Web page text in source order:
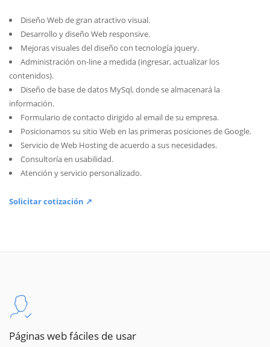
Diseño Web de gran atractivo visual.
Desarrollo y diseño Web responsive.
Mejoras visuales del diseño con tecnología jquery.
Administración on-line a medida (ingresar, actualizar los
contenidos).
Diseño de base de datos MySql, donde se almacenará la
información.
Formulario de contacto dirigido al email de su empresa.
Posicionamos su sitio Web en las primeras posiciones de Google.
Servicio de Web Hosting de acuerdo a sus necesidades.
Consultoría en usabilidad.
Atención y servicio personalizado.
Solicitar cotización ↗
Páginas web fáciles de usar